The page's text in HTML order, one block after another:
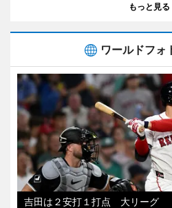
もっと見る
ワールドフォ
吉田は２安打１打点 大リーグ